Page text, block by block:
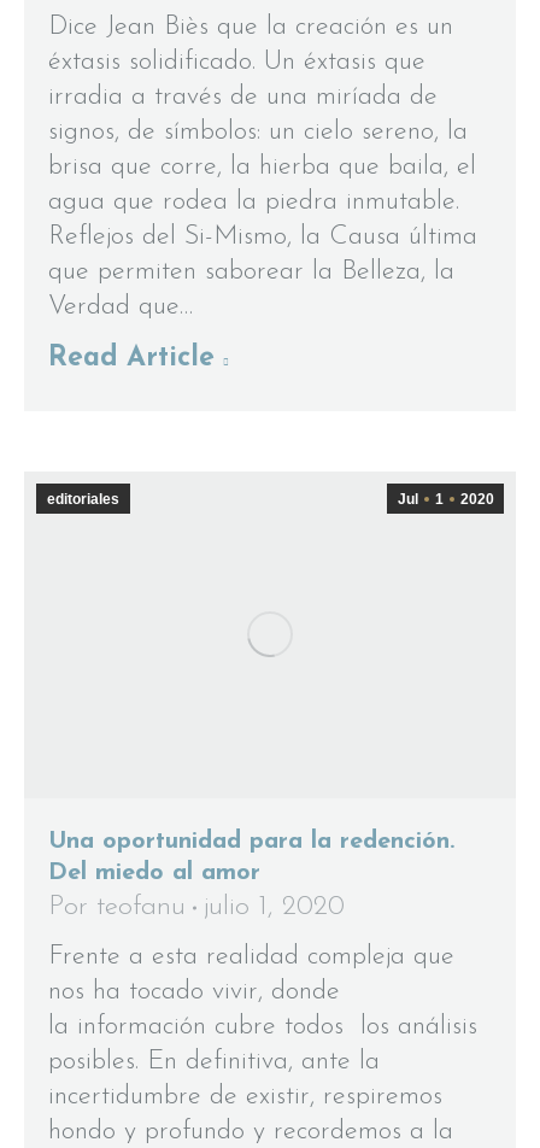
Dice Jean Biès que la creación es un
éxtasis solidificado. Un éxtasis que
irradia a través de una miríada de
signos, de símbolos: un cielo sereno, la
brisa que corre, la hierba que baila, el
agua que rodea la piedra inmutable.
Reflejos del Si-Mismo, la Causa última
que permiten saborear la Belleza, la
Verdad que…
Read Article
Jul 1 2020
editoriales
Una oportunidad para la redención.
Del miedo al amor
Por teofanu
julio 1, 2020
Frente a esta realidad compleja que
nos ha tocado vivir, donde
la información cubre todos los análisis
posibles. En definitiva, ante la
incertidumbre de existir, respiremos
hondo y profundo y recordemos a la